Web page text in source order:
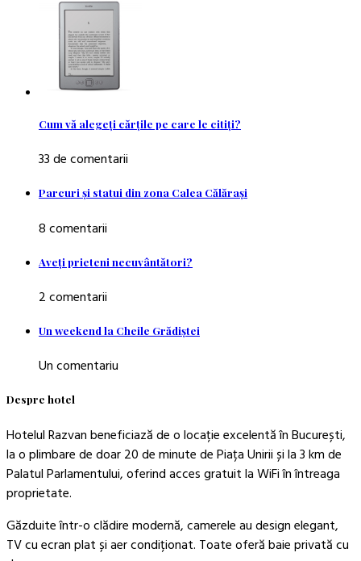
Cum vă alegeţi cărţile pe care le citiţi?
33 de comentarii
Parcuri şi statui din zona Calea Călăraşi
8 comentarii
Aveţi prieteni necuvântători?
2 comentarii
Un weekend la Cheile Grădiştei
Un comentariu
Despre hotel
Hotelul Razvan beneficiază de o locație excelentă în București,
la o plimbare de doar 20 de minute de Piața Unirii și la 3 km de
Palatul Parlamentului, oferind acces gratuit la WiFi în întreaga
proprietate.
Găzduite într-o clădire modernă, camerele au design elegant,
TV cu ecran plat și aer condiționat. Toate oferă baie privată cu